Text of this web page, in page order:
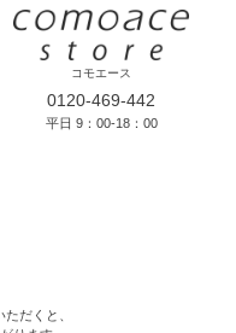
コモエース
0120-469-442
平日 9：00-18：00
だくと、